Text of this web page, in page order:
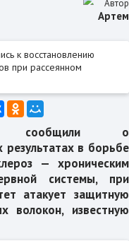
Автор
Артем
сообщили о
в борьбе
— хроническим
системы, при
атакует защитную
волокон, известную